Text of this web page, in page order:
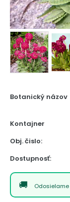
Botanický názov
Kontajner
Obj. čislo:
Dostupnosť:
Odosielame